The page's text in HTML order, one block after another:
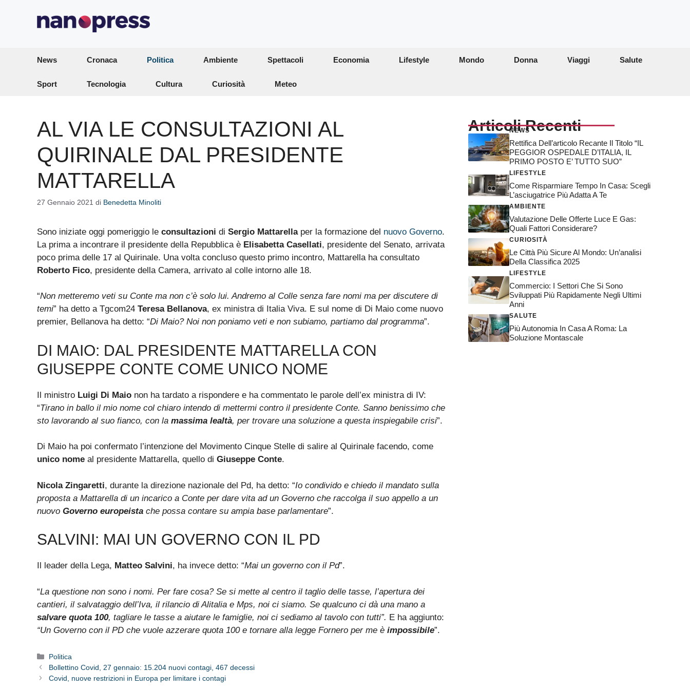
News Cronaca Politica Ambiente Spettacoli Economia Lifestyle Mondo Donna Viaggi Salute
Sport Tecnologia Cultura Curiosità Meteo
AL VIA LE CONSULTAZIONI AL
QUIRINALE DAL PRESIDENTE
MATTARELLA
27 Gennaio 2021 di Benedetta Minoliti
Sono iniziate oggi pomeriggio le consultazioni di Sergio Mattarellaper la formazione del nuovo Governo.
La prima a incontrare il presidente della Repubblica è Elisabetta Casellati, presidente del Senato, arrivata
poco prima delle 17 al Quirinale. Una volta concluso questo primo incontro, Mattarella ha consultato
Roberto Fico, presidente della Camera, arrivato al colle intorno alle 18.
“Non metteremo veti su Conte ma non c’è solo lui. Andremo al Colle senza fare nomi ma per discutere di
temi” ha detto a Tgcom24 Teresa Bellanova, ex ministra di Italia Viva. E sul nome di Di Maio come nuovo
premier, Bellanova ha detto: “Di Maio? Noi non poniamo veti e non subiamo, partiamo dal programma”.
DI MAIO: DAL PRESIDENTE MATTARELLA CON
GIUSEPPE CONTE COME UNICO NOME
Il ministro Luigi Di Maio non ha tardato a rispondere e ha commentato le parole dell’ex ministra di IV:
“Tirano in ballo il mio nome col chiaro intendo di mettermi contro il presidente Conte. Sanno benissimo che
sto lavorando al suo fianco, con la massima lealtà, per trovare una soluzione a questa inspiegabile crisi”.
Di Maio ha poi confermato l’intenzione del Movimento Cinque Stelle di salire al Quirinale facendo, come
unico nome al presidente Mattarella, quello di Giuseppe Conte.
Nicola Zingaretti, durante la direzione nazionale del Pd, ha detto: “Io condivido e chiedo il mandato sulla
proposta a Mattarella di un incarico a Conte per dare vita ad un Governo che raccolga il suo appello a un
nuovo Governo europeista che possa contare su ampia base parlamentare”.
SALVINI: MAI UN GOVERNO CON IL PD
Il leader della Lega, Matteo Salvini, ha invece detto: “Mai un governo con il Pd”.
“La questione non sono i nomi. Per fare cosa? Se si mette al centro il taglio delle tasse, l’apertura dei
cantieri, il salvataggio dell’Iva, il rilancio di Alitalia e Mps, noi ci siamo. Se qualcuno ci dà una mano a
salvare quota 100, tagliare le tasse a aiutare le famiglie, noi ci sediamo al tavolo con tutti”. E ha aggiunto:
“Un Governo con il PD che vuole azzerare quota 100 e tornare alla legge Fornero per me è impossibile”.
Categorie
Politica
Bollettino Covid, 27 gennaio: 15.204 nuovi contagi, 467 decessi
Covid, nuove restrizioni in Europa per limitare i contagi
Articoli Recenti
NEWS
Rettifica Dell’articolo Recante Il Titolo “IL
PEGGIOR OSPEDALE D’ITALIA, IL
PRIMO POSTO E’ TUTTO SUO”
LIFESTYLE
Come Risparmiare Tempo In Casa: Scegli
L’asciugatrice Più Adatta A Te
AMBIENTE
Valutazione Delle Offerte Luce E Gas:
Quali Fattori Considerare?
CURIOSITÀ
Le Città Più Sicure Al Mondo: Un’analisi
Della Classifica 2025
LIFESTYLE
Commercio: I Settori Che Si Sono
Sviluppati Più Rapidamente Negli Ultimi
Anni
SALUTE
Più Autonomia In Casa A Roma: La
Soluzione Montascale